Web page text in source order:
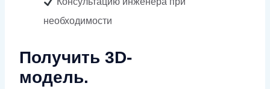
необходимости
Получить 3D-
модель.